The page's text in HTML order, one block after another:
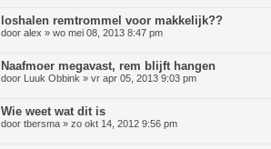
loshalen remtrommel voor makkelijk??
door alex » wo mei 08, 2013 8:47 pm
Naafmoer megavast, rem blijft hangen
door Luuk Obbink » vr apr 05, 2013 9:03 pm
Wie weet wat dit is
door tbersma » zo okt 14, 2012 9:56 pm